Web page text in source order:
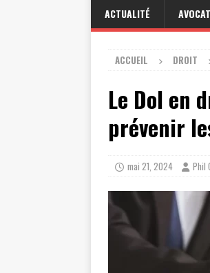
ACTUALITÉ
ACCUEIL DROIT
Le Dol en
prévenir
mai 21, 2024 Phil